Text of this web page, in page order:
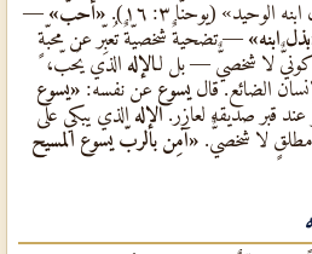
الوحيد» (يوحنّا ٣: ١٦). «أحبّ» —
ابنه» — تضحيةٌ شخصيّةٌ تُعبِّر عن محبّةٍ
لا شخصيٌّ — بل لـالإله الذي يُحبّ،
الضائع. قال يسوع عن نفسه: «يسوع
الإله الذي يبكي على
مطلقٍ لا شخصيٌّ. «آمِن بالربّ يسوع المسيح